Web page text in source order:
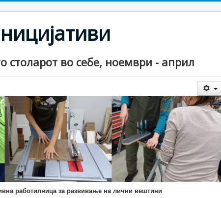
столарот во себе, ноември - април
работилница за развивање на лични вештини